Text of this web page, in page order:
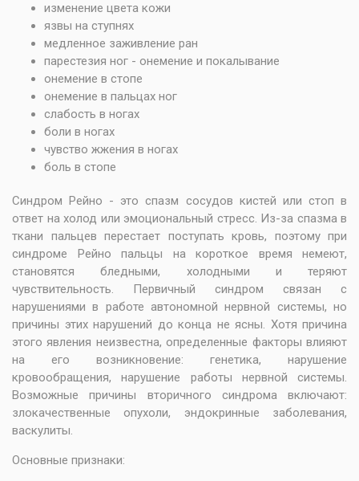
изменение цвета кожи
язвы на ступнях
медленное заживление ран
парестезия ног - онемение и покалывание
онемение в стопе
онемение в пальцах ног
слабость в ногах
боли в ногах
чувство жжения в ногах
боль в стопе
Синдром Рейно - это спазм сосудов кистей или стоп в
ответ на холод или эмоциональный стресс. Из-за спазма в
ткани пальцев перестает поступать кровь, поэтому при
синдроме Рейно пальцы на короткое время немеют,
становятся бледными, холодными и теряют
чувствительность. Первичный синдром связан с
нарушениями в работе автономной нервной системы, но
причины этих нарушений до конца не ясны. Хотя причина
этого явления неизвестна, определенные факторы влияют
на его возникновение: генетика, нарушение
кровообращения, нарушение работы нервной системы.
Возможные причины вторичного синдрома включают:
злокачественные опухоли, эндокринные заболевания,
васкулиты.
Основные признаки: